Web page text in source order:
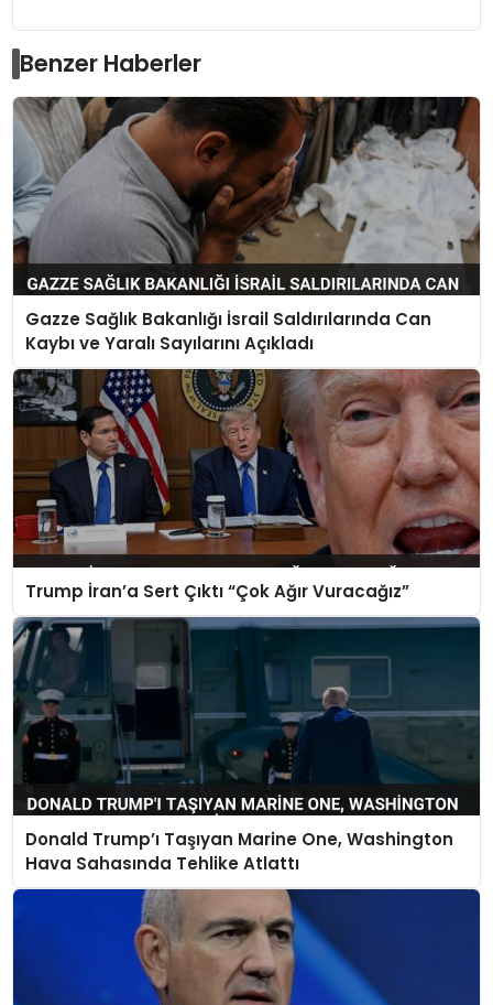
Benzer Haberler
Gazze Sağlık Bakanlığı İsrail Saldırılarında Can
Kaybı ve Yaralı Sayılarını Açıkladı
Trump İran’a Sert Çıktı “Çok Ağır Vuracağız”
Donald Trump’ı Taşıyan Marine One, Washington
Hava Sahasında Tehlike Atlattı